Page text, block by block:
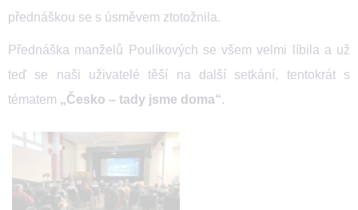
přednáškou se s úsměvem ztotožnila.
Přednáška manželů Poulíkových se všem velmi líbila a už
teď se naši uživatelé těší na další setkání, tentokrát s
tématem „Česko – tady jsme doma“.